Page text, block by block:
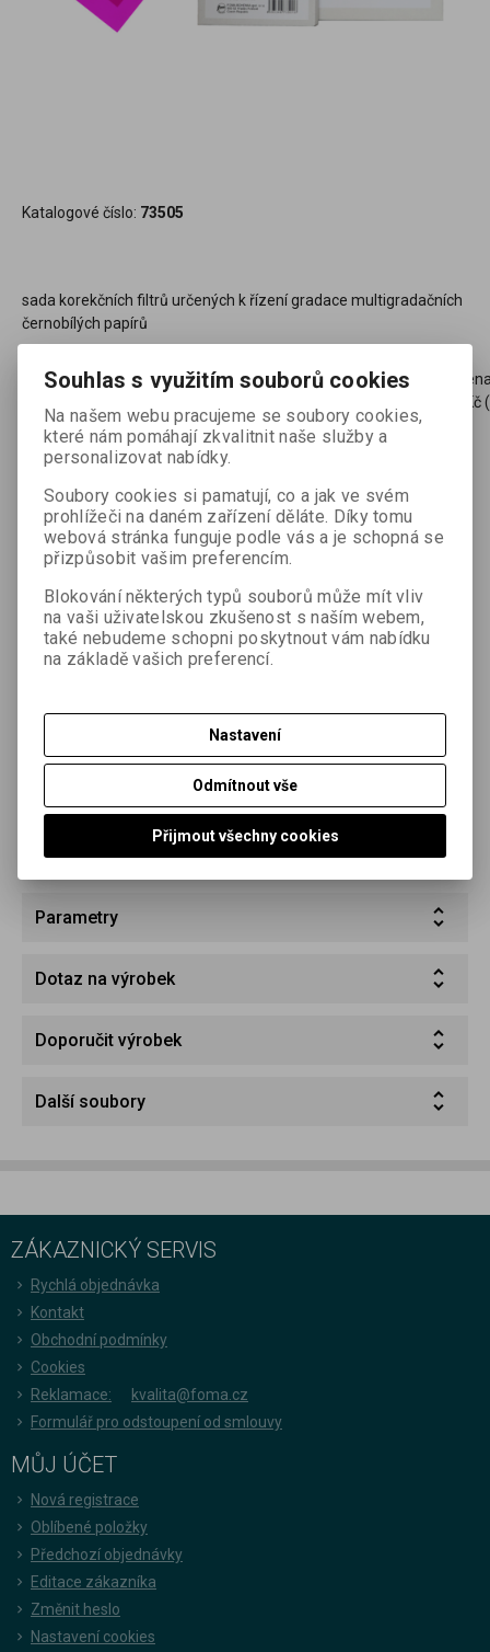
Katalogové číslo: 73505
sada korekčních filtrů určených k řízení gradace multigradačních
černobílých papírů
608,78 Kč(25,61 EUR)
(Vaše
503,13 Kč


ks Přidat do košíku
Přidat do oblíbených Tisk
Podrobný popis
Parametry
Dotaz na výrobek
Doporučit výrobek
Další soubory
ZÁKAZNICKÝ SERVIS
Rychlá objednávka
Kontakt
Obchodní podmínky
Cookies
Reklamace:
kvalita@foma.cz
Formulář pro odstoupení od smlouvy
MŮJ ÚČET
Nová registrace
Oblíbené položky
Předchozí objednávky
Editace zákazníka
Změnit heslo
Nastavení cookies
Souhlas s využitím souborů cookies
Na našem webu pracujeme se soubory cookies,
které nám pomáhají zkvalitnit naše služby a
personalizovat nabídky.
Soubory cookies si pamatují, co a jak ve svém
prohlížeči na daném zařízení děláte. Díky tomu
webová stránka funguje podle vás a je schopná se
přizpůsobit vašim preferencím.
Blokování některých typů souborů může mít vliv
na vaši uživatelskou zkušenost s naším webem,
také nebudeme schopni poskytnout vám nabídku
na základě vašich preferencí.
Nastavení
Odmítnout vše
Přijmout všechny cookies